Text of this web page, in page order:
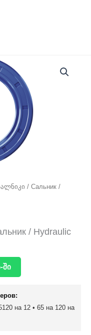
/ Сальник /
/ Hydraulic
ში
на 12 • 65 на 120 на